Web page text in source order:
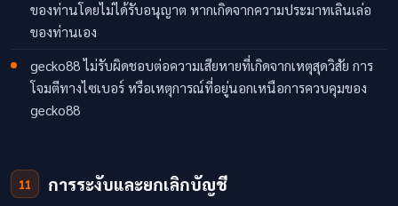
ของท่านโดยไม่ได้รับอนุญาต หากเกิดจากความประมาทเลินเล่อ
ของท่านเอง
gecko88 ไม่รับผิดชอบต่อความเสียหายที่เกิดจากเหตุสุดวิสัย การ
โจมตีทางไซเบอร์ หรือเหตุการณ์ที่อยู่นอกเหนือการควบคุมของ
gecko88
11 การระงับและยกเลิกบัญชี